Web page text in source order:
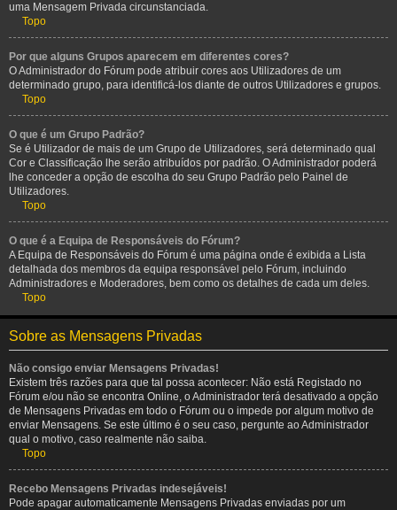
uma Mensagem Privada circunstanciada.
Topo
Por que alguns Grupos aparecem em diferentes cores?
O Administrador do Fórum pode atribuir cores aos Utilizadores de um
determinado grupo, para identificá-los diante de outros Utilizadores e grupos.
Topo
O que é um Grupo Padrão?
Se é Utilizador de mais de um Grupo de Utilizadores, será determinado qual
Cor e Classificação lhe serão atribuídos por padrão. O Administrador poderá
lhe conceder a opção de escolha do seu Grupo Padrão pelo Painel de
Utilizadores.
Topo
O que é a Equipa de Responsáveis do Fórum?
A Equipa de Responsáveis do Fórum é uma página onde é exibida a Lista
detalhada dos membros da equipa responsável pelo Fórum, incluindo
Administradores e Moderadores, bem como os detalhes de cada um deles.
Topo
Sobre as Mensagens Privadas
Não consigo enviar Mensagens Privadas!
Existem três razões para que tal possa acontecer: Não está Registado no
Fórum e/ou não se encontra Online, o Administrador terá desativado a opção
de Mensagens Privadas em todo o Fórum ou o impede por algum motivo de
enviar Mensagens. Se este último é o seu caso, pergunte ao Administrador
qual o motivo, caso realmente não saiba.
Topo
Recebo Mensagens Privadas indesejáveis!
Pode apagar automaticamente Mensagens Privadas enviadas por um